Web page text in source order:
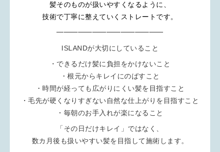
髪そのものが扱いやすくなるように、
技術で丁寧に整えていくストレートです。
━━━━━━━━━━━━━━━
ISLANDが大切にしていること
・できるだけ髪に負担をかけないこと
・根元からキレイにのばすこと
・時間が経っても広がりにくい髪を目指すこと
・毛先が硬くなりすぎない自然な仕上がりを目指すこと
・毎朝のお手入れが楽になること
「その日だけキレイ」ではなく、
数カ月後も扱いやすい髪を目指して施術します。